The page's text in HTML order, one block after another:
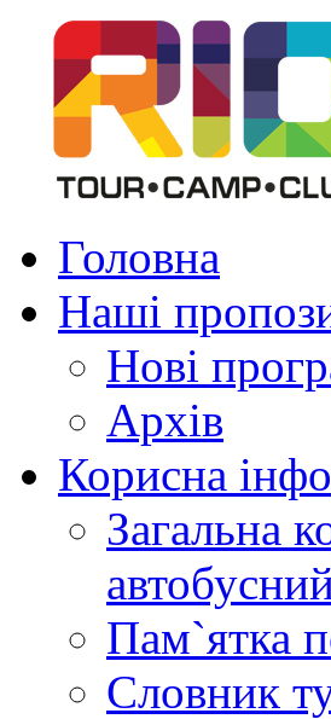
Головна
Наші
Нові
Архів
Корисна
Загальна
Пам`ятка
Словник